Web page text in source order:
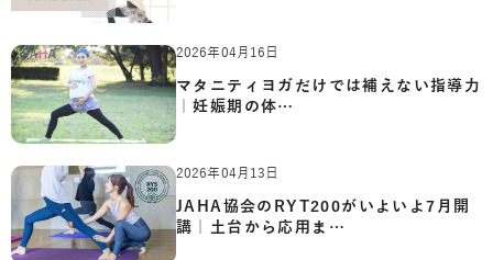
2026年04月16日
マタニティヨガだけでは補えない指導力
｜妊娠期の体…
2026年04月13日
JAHA協会のRYT200がいよいよ7月開
講｜土台から応用ま…